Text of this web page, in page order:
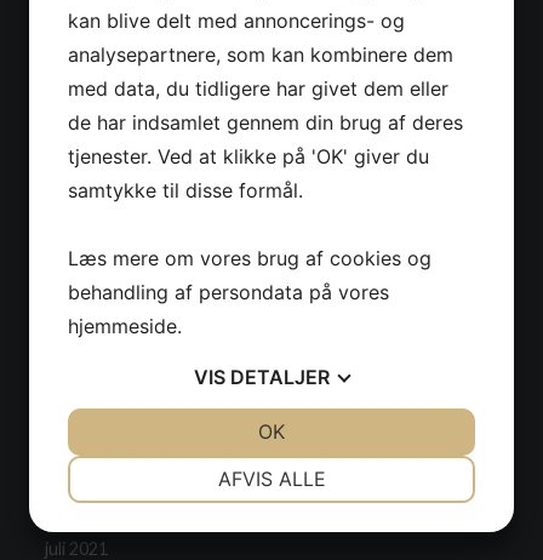
november 2022
september 2022
august 2022
juni 2022
april 2022
marts 2022
november 2021
september 2021
juli 2021
kan blive delt med annoncerings- og
analysepartnere, som kan kombinere dem
med data, du tidligere har givet dem eller
de har indsamlet gennem din brug af deres
tjenester. Ved at klikke på 'OK' giver du
samtykke til disse formål.
Læs mere om vores brug af cookies og
behandling af persondata på vores
hjemmeside.
VIS DETALJER
AFVIS ALLE
OK